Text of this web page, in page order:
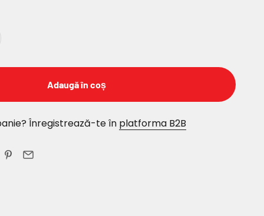
Adaugă în coș
Înregistrează-te în platforma B2B